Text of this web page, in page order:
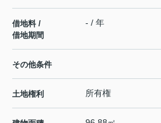
借地料 /
借地期間
- / 年
その他条件
土地権利 所有権